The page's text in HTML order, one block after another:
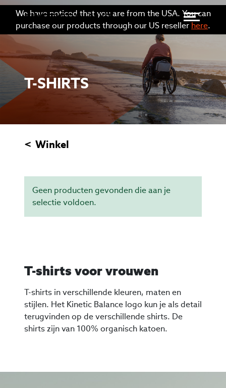
We have noticed that you are from the USA. You can
purchase our products through our US reseller here.
Menu
CATEGORIE:
T-SHIRTS
Winkel
T-SHIRTS
Geen producten gevonden die aan je
selectie voldoen.
T-shirts voor vrouwen
T-shirts in verschillende kleuren, maten en
stijlen. Het Kinetic Balance logo kun je als detail
terugvinden op de verschillende shirts. De
shirts zijn van 100% organisch katoen.